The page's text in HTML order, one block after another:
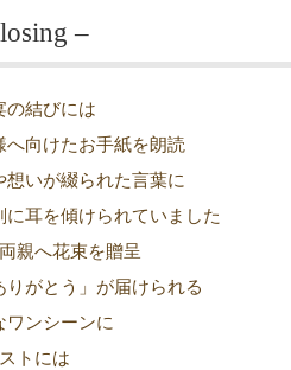
–
の結びには
へ向けたお手紙を朗読
想いが綴られた言葉に
耳を傾けられていました
親へ花束を贈呈
がとう」が届けられる
ワンシーンに
トには